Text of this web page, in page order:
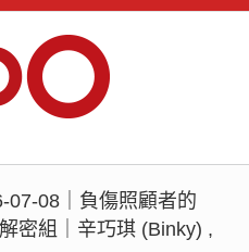
07-08｜負傷照顧者的
密組｜辛巧琪 (Binky) ,